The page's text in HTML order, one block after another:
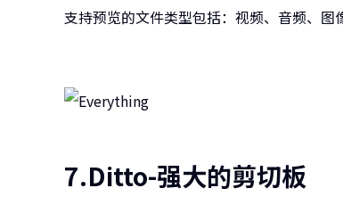
支持预览的文件类型包括：视频、音频、图
7.Ditto-强大的剪切板